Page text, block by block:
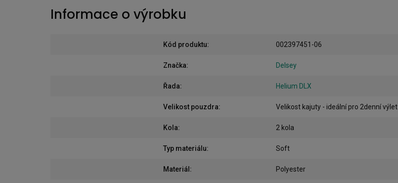
Informace o výrobku
Kód produktu: 002397451-06
Značka: Delsey
Řada: Helium DLX
Velikost pouzdra: Velikost kajuty - ideální pro 2denní výlet
Kola: 2 kola
Typ materiálu: Soft
Materiál : Polyester